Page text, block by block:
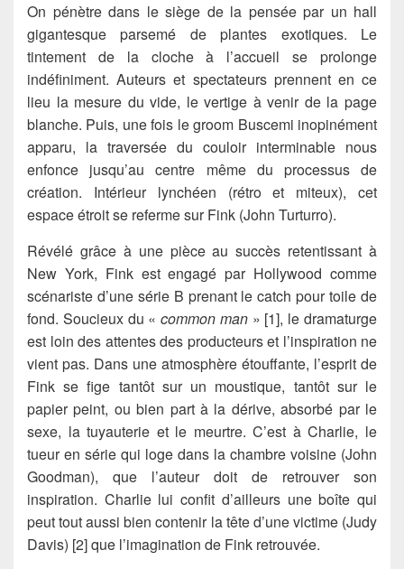
On pénètre dans le siège de la pensée par un hall
gigantesque parsemé de plantes exotiques. Le
tintement de la cloche à l’accueil se prolonge
indéfiniment. Auteurs et spectateurs prennent en ce
lieu la mesure du vide, le vertige à venir de la page
blanche. Puis, une fois le groom Buscemi inopinément
apparu, la traversée du couloir interminable nous
enfonce jusqu’au centre même du processus de
création. Intérieur lynchéen (rétro et miteux), cet
espace étroit se referme sur Fink (John Turturro).
Révélé grâce à une pièce au succès retentissant à
New York, Fink est engagé par Hollywood comme
scénariste d’une série B prenant le catch pour toile de
fond. Soucieux du «common man» [1], le dramaturge
est loin des attentes des producteurs et l’inspiration ne
vient pas. Dans une atmosphère étouffante, l’esprit de
Fink se fige tantôt sur un moustique, tantôt sur le
papier peint, ou bien part à la dérive, absorbé par le
sexe, la tuyauterie et le meurtre. C’est à Charlie, le
tueur en série qui loge dans la chambre voisine (John
Goodman), que l’auteur doit de retrouver son
inspiration. Charlie lui confit d’ailleurs une boîte qui
peut tout aussi bien contenir la tête d’une victime (Judy
Davis) [2] que l’imagination de Fink retrouvée.